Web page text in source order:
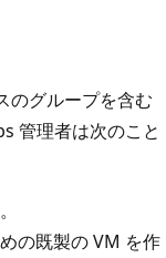
のグループを含む
管理者は次のこと
の既製の VM を作